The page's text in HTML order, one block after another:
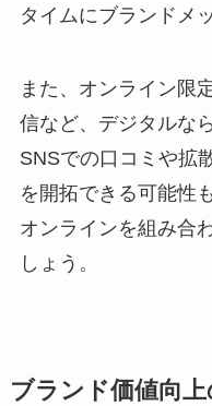
タイムにブランドメ
また、オンライン限
信など、デジタルな
SNSでの口コミや拡
を開拓できる可能性
オンラインを組み合
しょう。
ブランド価値向